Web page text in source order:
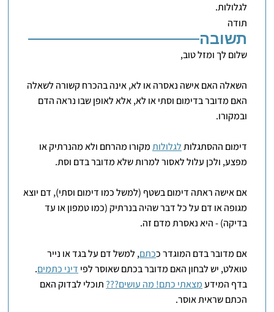
לגלולות.
תודה
תשובה
שלום לך ומזל טוב,
השאלה האם אישה נאסרה או לא, אינה בהכרח קשורה לשאלה
האם מדובר בדימום וסתי או לא, אלא לאופן שבו נראה הדם
ובמקורו.
דימום ההסתגלותלגלולותמקורו מהרחם ולא מהנרתיק או
מפצע, ולכן עלול לאסור למרות שלא מדובר בדם וסת.
אם אישה ראתה דימום בשטף (למשל כמו דימום וסתי), דם יוצא
מגופה או דם על כל דבר שהיה בנרתיק (כמו טמפון או עד
בדיקה) - היא נאסרת מדם זה.
אם מדובר בדם המוגדר ככתם, למשל דם על בגד או נייר
טואלט, יש לבחון האם מדובר בכתם שאוסר לפי דיני כתמים.
בדף המידעמצאתי כתם! מה עושים???תוכלי לבדוק האם
הכתם שראית אוסר.